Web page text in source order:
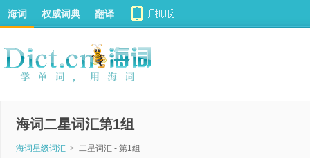
海词 权威词典 翻译
海词二星词汇第1组
海词星级词汇 > 二星词汇 - 第1组